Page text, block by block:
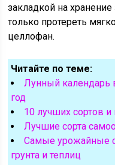
закладкой на
только протереть
целлофан.
Читайте по теме:
Лунный календарь
год
10 лучших сортов
Лучшие сорта
Самые урожайные
грунта и теплиц